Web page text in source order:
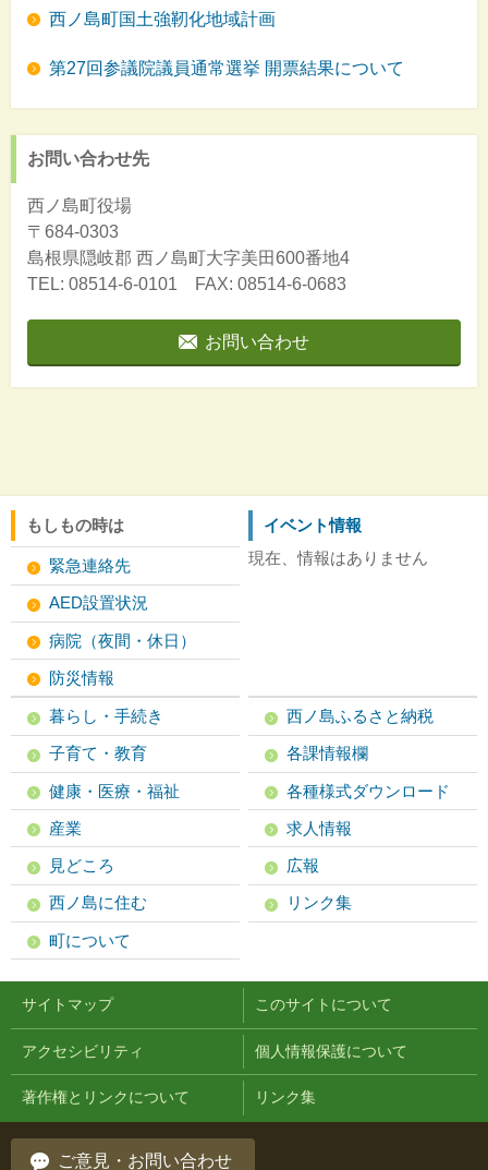
西ノ島町国土強靭化地域計画
第27回参議院議員通常選挙 開票結果について
お問い合わせ先
西ノ島町役場
〒684-0303
島根県隠岐郡 西ノ島町大字美田600番地4
TEL: 08514-6-0101 FAX: 08514-6-0683
お問い合わせ
もしもの時は
緊急連絡先
AED設置状況
病院（夜間・休日）
防災情報
イベント情報
現在、情報はありません
暮らし・手続き
子育て・教育
健康・医療・福祉
産業
見どころ
西ノ島に住む
町について
西ノ島ふるさと納税
各課情報欄
各種様式ダウンロード
求人情報
広報
リンク集
サイトマップ このサイトについて
アクセシビリティ 個人情報保護について
著作権とリンクについて リンク集
ご意見・お問い合わせ